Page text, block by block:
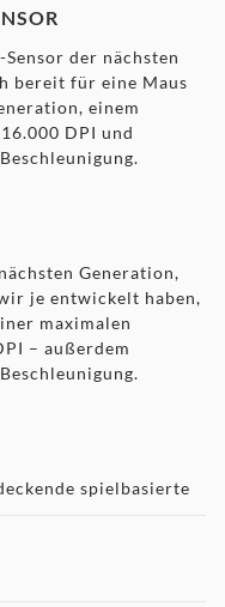
der nächsten
bereit für eine Maus
einem
DPI und
Generation,
je entwickelt haben,
maximalen
– außerdem
spielbasierte
synchronisieren.